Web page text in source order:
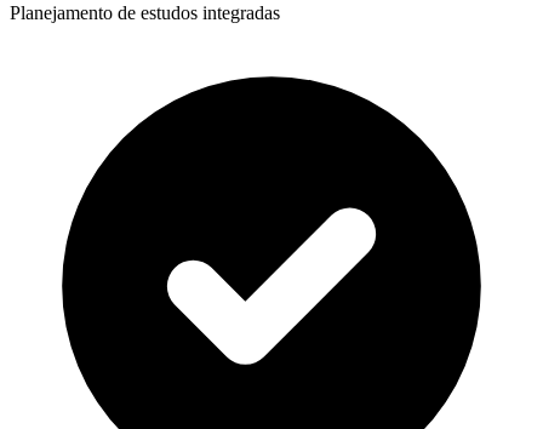
Planejamento de estudos integradas